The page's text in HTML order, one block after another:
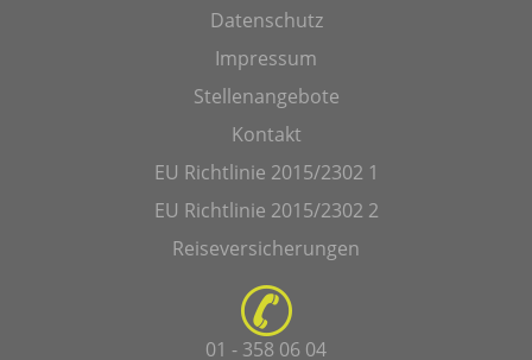
Datenschutz
Impressum
Stellenangebote
Kontakt
EU Richtlinie 2015/2302 1
EU Richtlinie 2015/2302 2
Reiseversicherungen
01 - 358 06 04